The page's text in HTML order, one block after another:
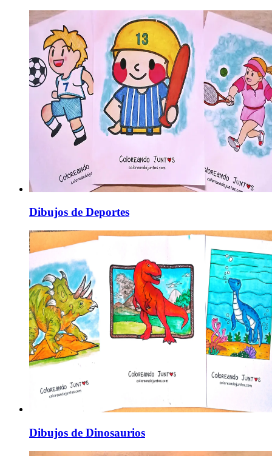
Dibujos de Deportes
Dibujos de Dinosaurios